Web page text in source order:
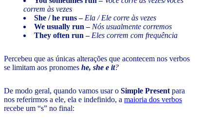
correm às vezes
She / he runs – Ela / Ele corre às vezes
We usually run – Nós usualmente corremos
They often run – Eles correm com frequência
Percebeu que as únicas alterações que acontecem nos verbos
se limitam aos pronomes he, she e it?
De modo geral, quando vamos usar o Simple Present para
nos referirmos a ele, ela e indefinido, a maioria dos verbos
recebe um “s” no final: